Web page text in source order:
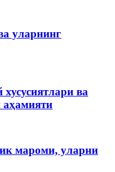
уларнинг
ва
аҳамияти
мароми, уларни